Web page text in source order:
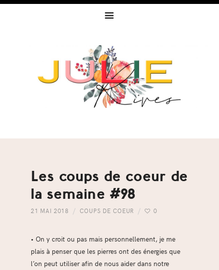
Les coups de coeur de
la semaine #98
21 MAI 2018 COUPS DE COEUR 0
• On y croit ou pas mais personnellement, je me
plais à penser que les pierres ont des énergies que
l’on peut utiliser afin de nous aider dans notre